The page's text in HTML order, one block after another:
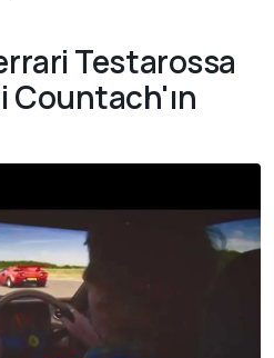
Testarossa
Countach'ın